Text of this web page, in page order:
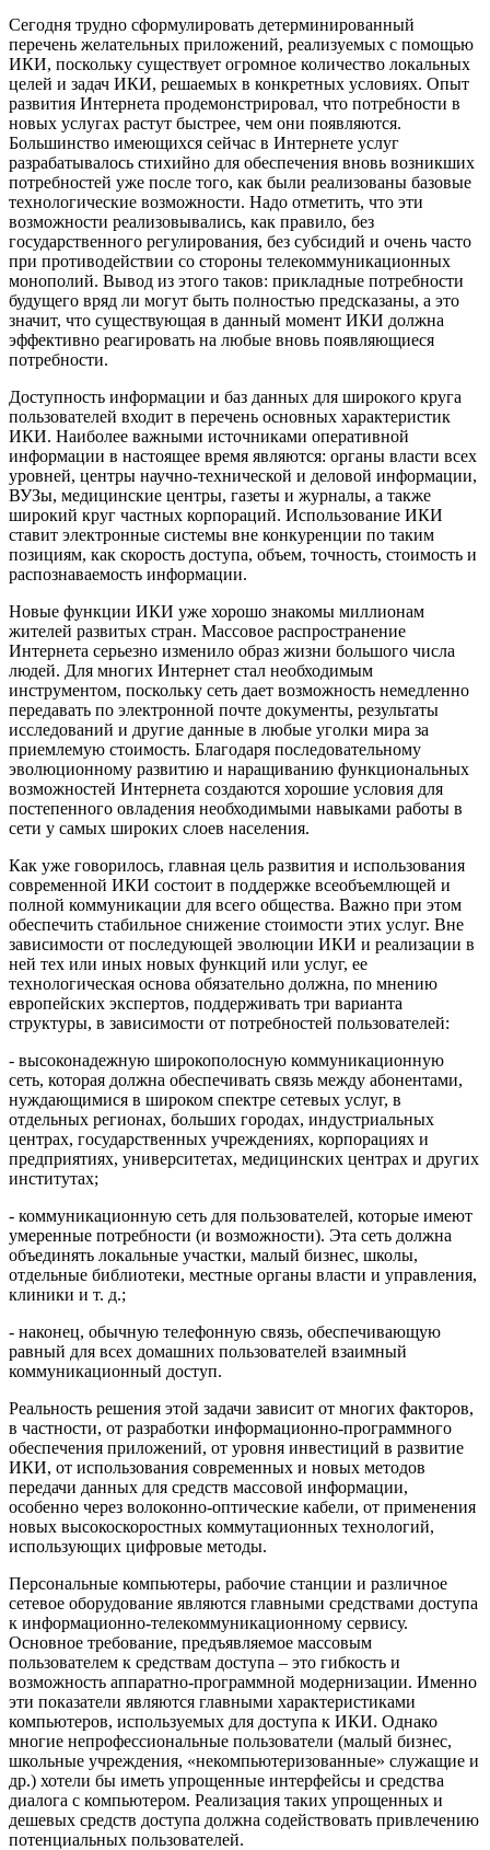
Сегодня трудно сформулировать детерминированный
перечень желательных приложений, реализуемых с помощью
ИКИ, поскольку существует огромное количество локальных
целей и задач ИКИ, решаемых в конкретных условиях. Опыт
развития Интернета продемонстрировал, что потребности в
новых услугах растут быстрее, чем они появляются.
Большинство имеющихся сейчас в Интернете услуг
разрабатывалось стихийно для обеспечения вновь возникших
потребностей уже после того, как были реализованы базовые
технологические возможности. Надо отметить, что эти
возможности реализовывались, как правило, без
государственного регулирования, без субсидий и очень часто
при противодействии со стороны телекоммуникационных
монополий. Вывод из этого таков: прикладные потребности
будущего вряд ли могут быть полностью предсказаны, а это
значит, что существующая в данный момент ИКИ должна
эффективно реагировать на любые вновь появляющиеся
потребности.
Доступность информации и баз данных для широкого круга
пользователей входит в перечень основных характеристик
ИКИ. Наиболее важными источниками оперативной
информации в настоящее время являются: органы власти всех
уровней, центры научно-технической и деловой информации,
ВУЗы, медицинские центры, газеты и журналы, а также
широкий круг частных корпораций. Использование ИКИ
ставит электронные системы вне конкуренции по таким
позициям, как скорость доступа, объем, точность, стоимость и
распознаваемость информации.
Новые функции ИКИ уже хорошо знакомы миллионам
жителей развитых стран. Массовое распространение
Интернета серьезно изменило образ жизни большого числа
людей. Для многих Интернет стал необходимым
инструментом, поскольку сеть дает возможность немедленно
передавать по электронной почте документы, результаты
исследований и другие данные в любые уголки мира за
приемлемую стоимость. Благодаря последовательному
эволюционному развитию и наращиванию функциональных
возможностей Интернета создаются хорошие условия для
постепенного овладения необходимыми навыками работы в
сети у самых широких слоев населения.
Как уже говорилось, главная цель развития и использования
современной ИКИ состоит в поддержке всеобъемлющей и
полной коммуникации для всего общества. Важно при этом
обеспечить стабильное снижение стоимости этих услуг. Вне
зависимости от последующей эволюции ИКИ и реализации в
ней тех или иных новых функций или услуг, ее
технологическая основа обязательно должна, по мнению
европейских экспертов, поддерживать три варианта
структуры, в зависимости от потребностей пользователей:
- высоконадежную широкополосную коммуникационную
сеть, которая должна обеспечивать связь между абонентами,
нуждающимися в широком спектре сетевых услуг, в
отдельных регионах, больших городах, индустриальных
центрах, государственных учреждениях, корпорациях и
предприятиях, университетах, медицинских центрах и других
институтах;
- коммуникационную сеть для пользователей, которые имеют
умеренные потребности (и возможности). Эта сеть должна
объединять локальные участки, малый бизнес, школы,
отдельные библиотеки, местные органы власти и управления,
клиники и т. д.;
- наконец, обычную телефонную связь, обеспечивающую
равный для всех домашних пользователей взаимный
коммуникационный доступ.
Реальность решения этой задачи зависит от многих факторов,
в частности, от разработки информационно-программного
обеспечения приложений, от уровня инвестиций в развитие
ИКИ, от использования современных и новых методов
передачи данных для средств массовой информации,
особенно через волоконно-оптические кабели, от применения
новых высокоскоростных коммутационных технологий,
использующих цифровые методы.
Персональные компьютеры, рабочие станции и различное
сетевое оборудование являются главными средствами доступа
к информационно-телекоммуникационному сервису.
Основное требование, предъявляемое массовым
пользователем к средствам доступа – это гибкость и
возможность аппаратно-программной модернизации. Именно
эти показатели являются главными характеристиками
компьютеров, используемых для доступа к ИКИ. Однако
многие непрофессиональные пользователи (малый бизнес,
школьные учреждения, «некомпьютеризованные» служащие и
др.) хотели бы иметь упрощенные интерфейсы и средства
диалога с компьютером. Реализация таких упрощенных и
дешевых средств доступа должна содействовать привлечению
потенциальных пользователей.